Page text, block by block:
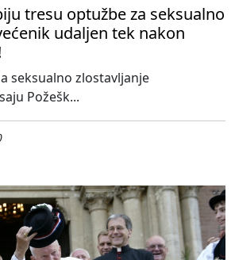
tresu optužbe za seksualno
udaljen tek nakon
seksualno zlostavljanje
Požešk...